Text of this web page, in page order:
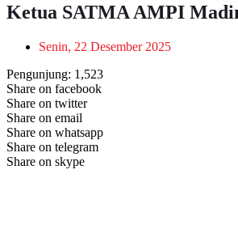
Ketua SATMA AMPI
Senin, 22 Desember 2025
Pengunjung: 1,523
Share on facebook
Share on twitter
Share on email
Share on whatsapp
Share on telegram
Share on skype